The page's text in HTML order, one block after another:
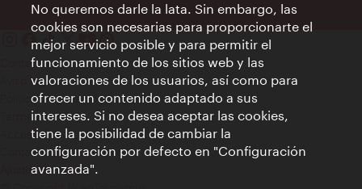
Contacto
Aviso legal
Política de privacidad de datos
Terms of Use
Accesibilidad
Contacto para la prensa
Ajustes de cookie
No queremos darle la lata. Sin embargo, las
cookies son necesarias para proporcionarte el
mejor servicio posible y para permitir el
funcionamiento de los sitios web y las
valoraciones de los usuarios, así como para
ofrecer un contenido adaptado a sus
intereses. Si no desea aceptar las cookies,
tiene la posibilidad de cambiar la
configuración por defecto en "Configuración
avanzada".